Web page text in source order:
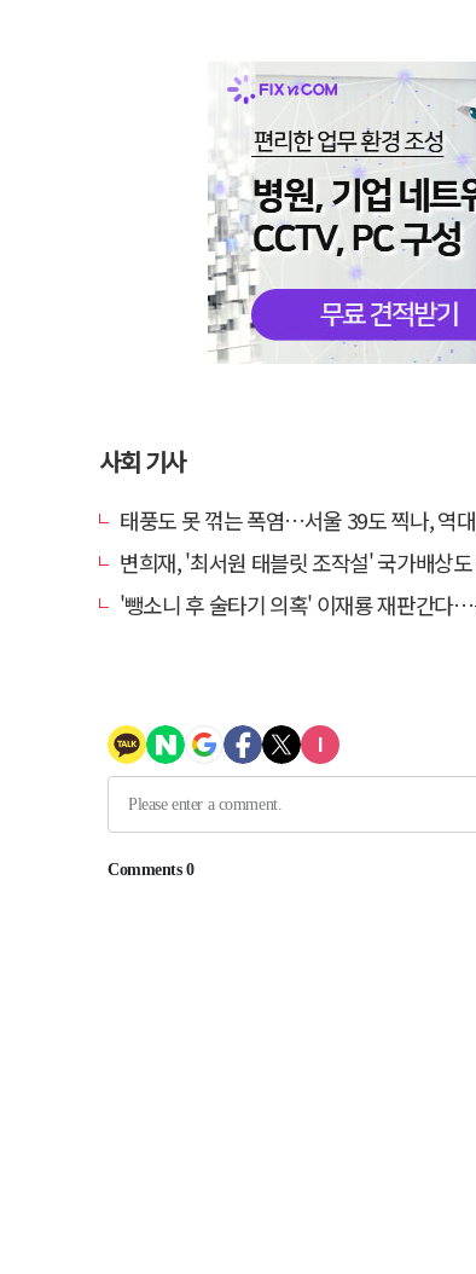
사회 기사
태풍도 못 꺾는 폭염…서울 39도 찍나, 역
변희재, '최서원 태블릿 조작설' 국가배상도 패소…5
'뺑소니 후 술타기 의혹' 이재룡 재판간다…음주